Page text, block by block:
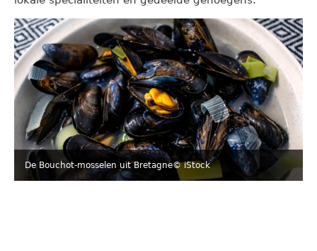
De Bouchot-mosselen uit Bretagne© iStock